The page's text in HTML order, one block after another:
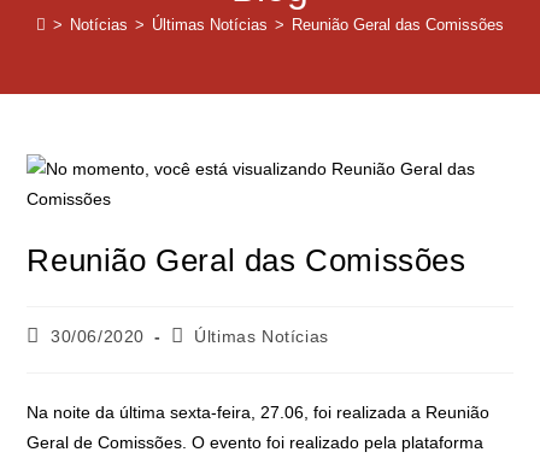
> Notícias > Últimas Notícias > Reunião Geral das Comissões
Reunião Geral das Comissões
30/06/2020 Últimas Notícias
Na noite da última sexta-feira, 27.06, foi realizada a Reunião
Geral de Comissões. O evento foi realizado pela plataforma